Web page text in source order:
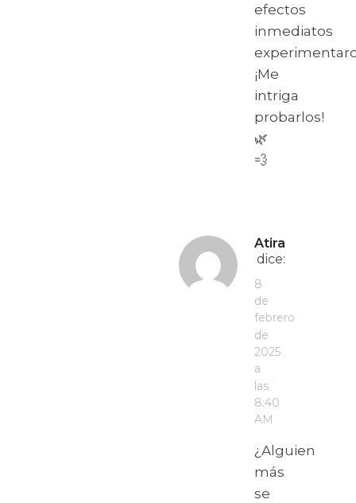
efectos
inmediatos
¡Me
intriga
probarlos!
🌿
💨
Atira
dice:
8
de
febrero
de
2025
a
las
8:40
AM
¿Alguien
más
se